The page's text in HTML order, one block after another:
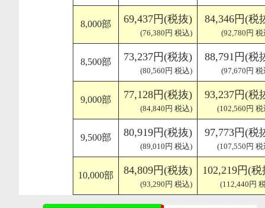
8,000部 69,437円(税抜)
(76,380円 税込)
84,346円(税
(92,780円 税
8,500部 73,237円(税抜)
(80,560円 税込)
88,791円(税
(97,670円 税
9,000部 77,128円(税抜)
(84,840円 税込)
93,237円(税
(102,560円 税
9,500部 80,919円(税抜)
(89,010円 税込)
97,773円(税
(107,550円 税
10,000部 84,809円(税抜)
(93,290円 税込)
102,219円(税
(112,440円